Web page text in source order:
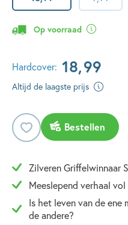
Op voorraad
Hardcover: 18,99
Altijd de laagste prijs
Bestellen
Zilveren Griffelwinnaar
Meeslepend verhaal
Is het leven van de ene
de andere?